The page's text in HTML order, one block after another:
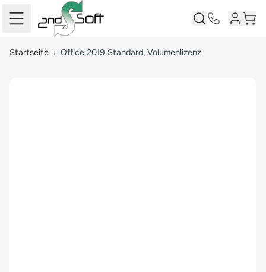
Startseite › Office 2019 Standard, Volumenlizenz